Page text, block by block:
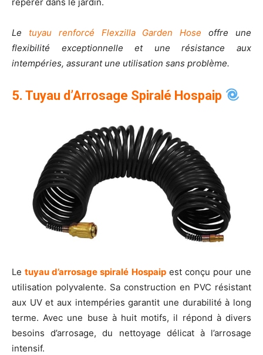
Le tuyau renforcé Flexzilla Garden Hose offre une
flexibilité exceptionnelle et une résistance aux
intempéries, assurant une utilisation sans problème.
5. Tuyau d’Arrosage Spiralé Hospaip
Letuyau d’arrosage spiralé Hospaipest conçu pour une
utilisation polyvalente. Sa construction en PVC résistant
aux UV et aux intempéries garantit une durabilité à long
terme. Avec une buse à huit motifs, il répond à divers
besoins d’arrosage, du nettoyage délicat à l’arrosage
intensif.